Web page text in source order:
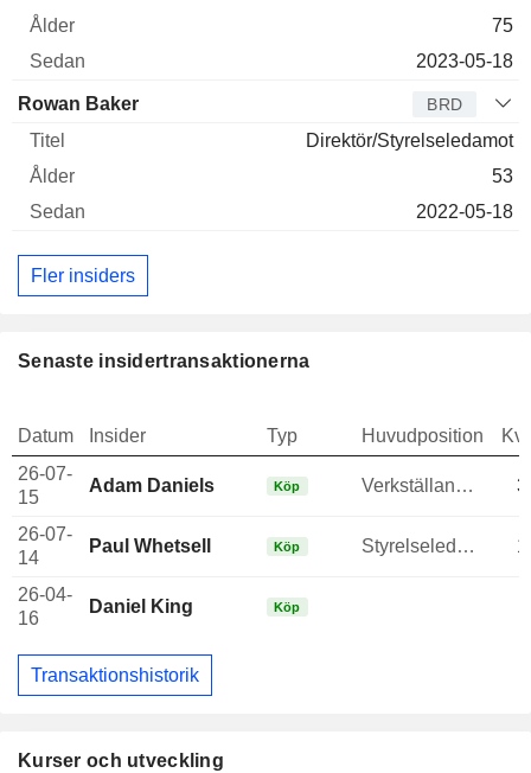
Kurser och utveckling
75
2023-05-18
Rowan Baker BRD
Direktör/Styrelseledamot
53
2022-05-18
Fler insiders
Senaste insidertransaktionerna
Datum Insider Typ Huvudposition
26-07-
15
Adam Daniels Köp Verkställande direktör
26-07-
14
Paul Whetsell Köp Styrelseledamot
26-04-
16
Daniel King Köp
Transaktionshistorik